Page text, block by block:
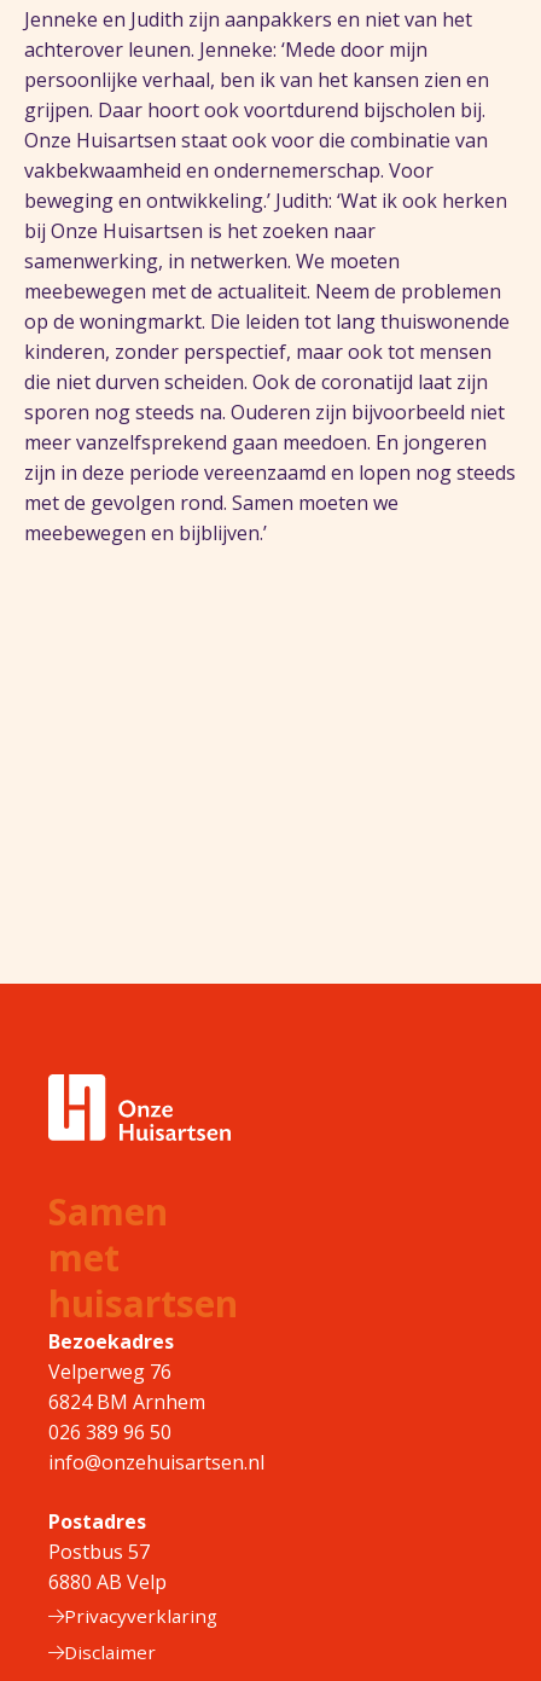
Jenneke en Judith zijn aanpakkers en niet van het
achterover leunen. Jenneke: ‘Mede door mijn
persoonlijke verhaal, ben ik van het kansen zien en
grijpen. Daar hoort ook voortdurend bijscholen bij.
Onze Huisartsen staat ook voor die combinatie van
vakbekwaamheid en ondernemerschap. Voor
beweging en ontwikkeling.’ Judith: ‘Wat ik ook herken
bij Onze Huisartsen is het zoeken naar
samenwerking, in netwerken. We moeten
meebewegen met de actualiteit. Neem de problemen
op de woningmarkt. Die leiden tot lang thuiswonende
kinderen, zonder perspectief, maar ook tot mensen
die niet durven scheiden. Ook de coronatijd laat zijn
sporen nog steeds na. Ouderen zijn bijvoorbeeld niet
meer vanzelfsprekend gaan meedoen. En jongeren
zijn in deze periode vereenzaamd en lopen nog steeds
met de gevolgen rond. Samen moeten we
meebewegen en bijblijven.’
Samen
met
huisartsen
Bezoekadres
Velperweg 76
6824 BM Arnhem
026 389 96 50
info@onzehuisartsen.nl
Postadres
Postbus 57
6880 AB Velp
Privacyverklaring
Disclaimer